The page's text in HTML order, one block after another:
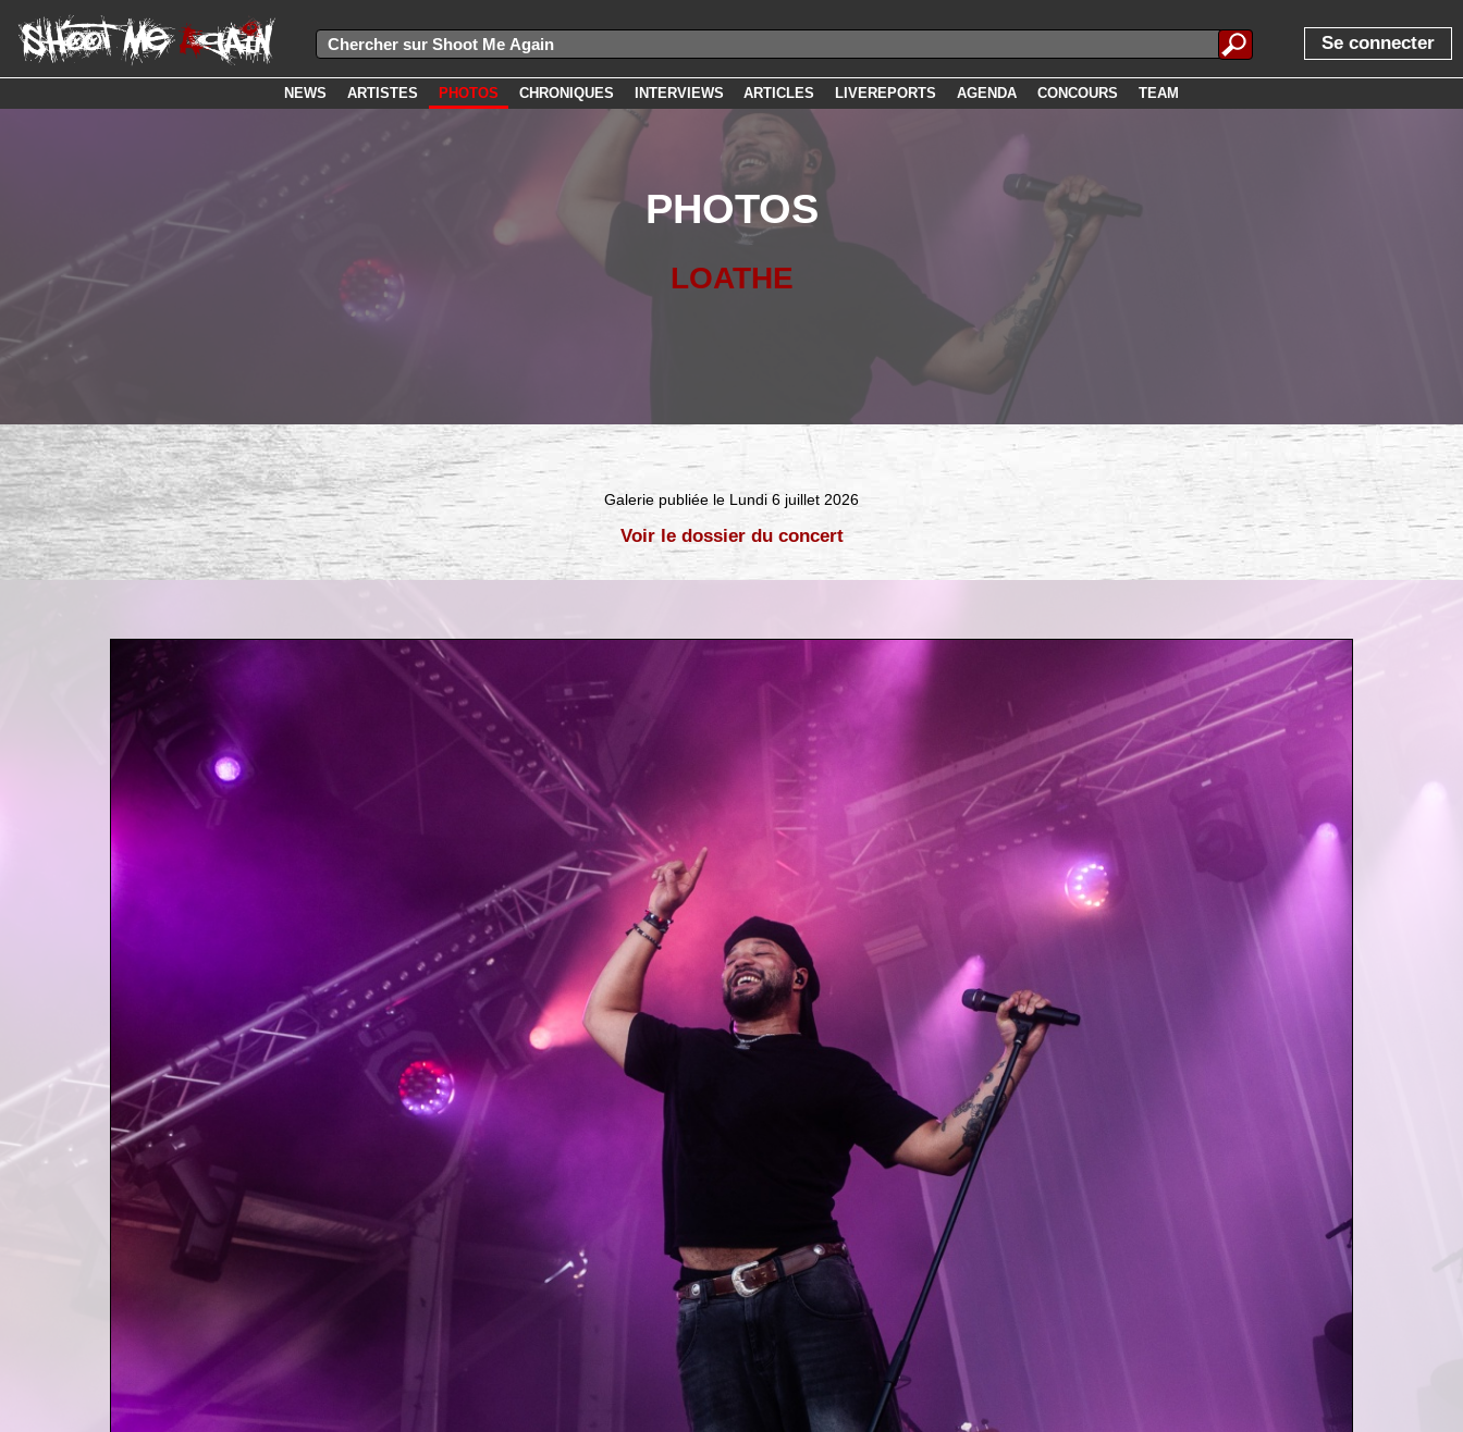
Se connecter
NEWS ARTISTES PHOTOS CHRONIQUES INTERVIEWS ARTICLES LIVEREPORTS AGENDA CONCOURS TEAM
PHOTOS
LOATHE
Galerie publiée le Lundi 6 juillet 2026
Voir le dossier du concert